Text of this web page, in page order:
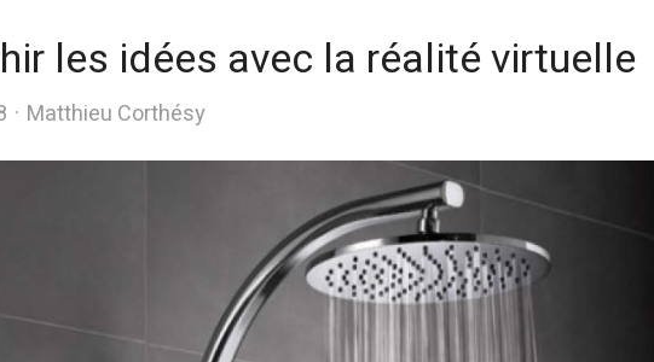
les idées avec la réalité virtuelle
Author
Matthieu Corthésy